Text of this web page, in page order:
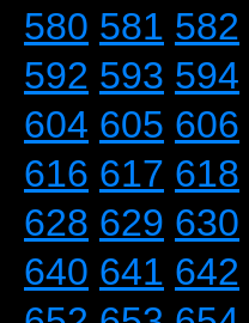
580 581 582
592 593 594
604 605 606
616 617 618
628 629 630
640 641 642